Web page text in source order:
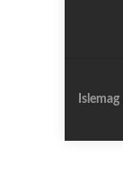
Islemag